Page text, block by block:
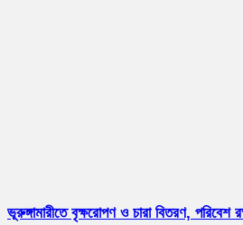
ভূরুঙ্গামারীতে বৃক্ষরোপণ ও চারা বিতরণ, পরিবেশ